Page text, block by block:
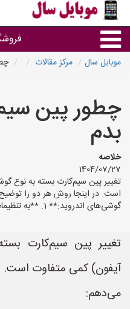
موبایل سال مرکز مقالات
چطور پین
بدم
خلاصه
1404/07/27
تغییر پین سیم‌کارت بسته به نوع
است. در اینجا روش هر دو را
گوشی‌های اندروید:** 1. **به تنظیمات گوشی ب
تغییر پین سیم‌کارت
آیفون) کمی متفاوت است.
می‌دهم: